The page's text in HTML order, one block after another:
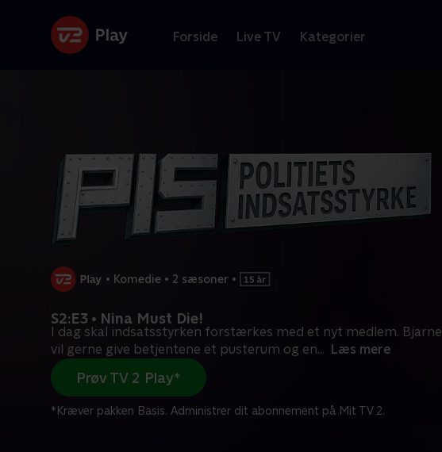
Forside Live TV Kategorier
• Komedie • 2 sæsoner •
S2:E3 • Nina Must Die!
I dag skal indsatsstyrken forstærkes med et nyt medlem. Bjarne
vil gerne give betjentene et pusterum og en... Læs mere
Prøv TV 2 Play*
*Kræver pakken Basis. Administrer dit abonnement på Mit TV 2.